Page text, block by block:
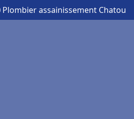
Plombier assainissement Chatou